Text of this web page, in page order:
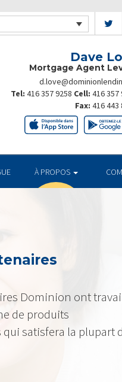
Dave
Mortgage Agent
Tel: 416 357 9258 Cell: 416 357
Fax: 416 443
À PROPOS
Dominion ont
de produits
satisfera la plupart